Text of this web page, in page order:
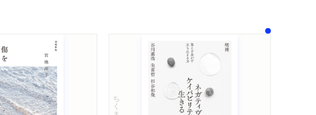
感想をおくる
ちくま文庫